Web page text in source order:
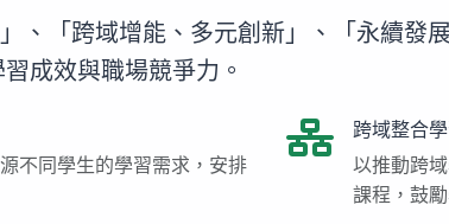
、「跨域增能、多元創新」、「永續發
成效與職場競爭力。
不同學生的學習需求，安排
跨域整合
以推動跨
課程，鼓